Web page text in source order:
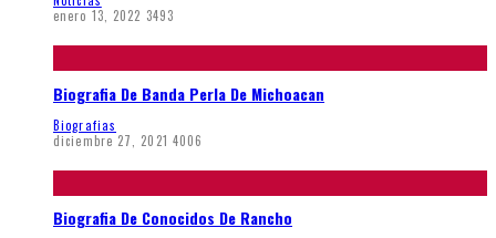
enero 13, 2022 3493
Biografia De Banda Perla De Michoacan
Biografias
diciembre 27, 2021 4006
Biografia De Conocidos De Rancho